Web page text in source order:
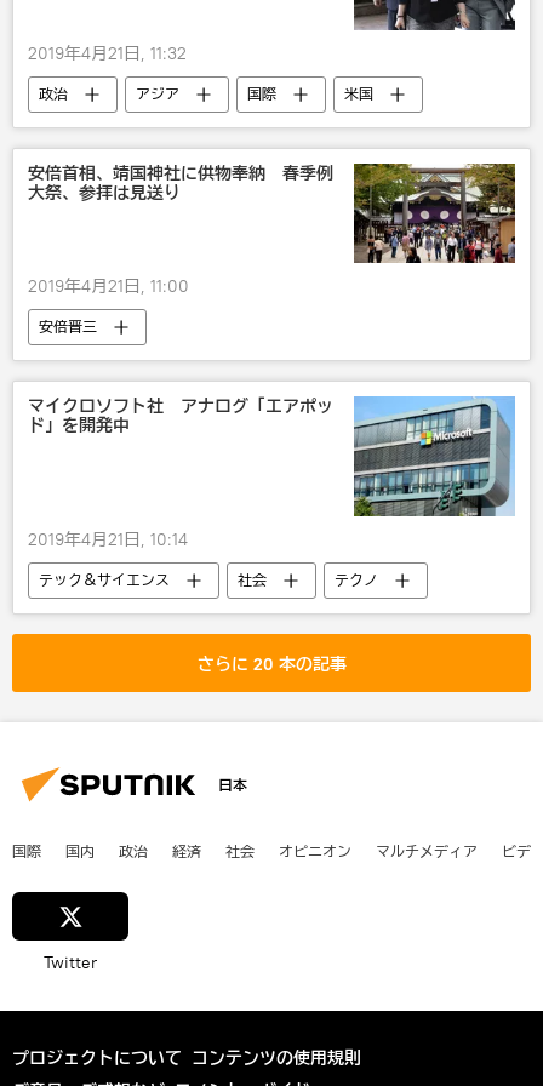
2019年4月21日, 11:32
政治 アジア 国際
米国
北朝鮮
安倍首相、靖国神社に供物奉納 春季例
大祭、参拝は見送り
2019年4月21日, 11:00
安倍晋三
マイクロソフト社 アナログ「エアポッ
ド」を開発中
2019年4月21日, 10:14
テック＆サイエンス 社会 テクノ
さらに 20 本の記事
日本
国際 国内 政治 経済 社会 オピニオン マルチメディア ビデ
Twitter
プロジェクトについて コンテンツの使用規則